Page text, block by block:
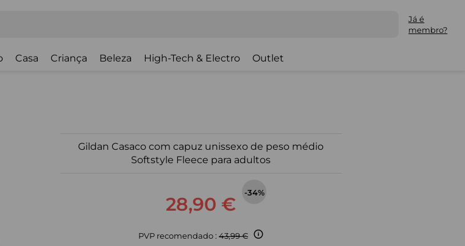
Já é
membro?
Casa Criança Beleza High-Tech & Electro Outlet
Gildan Casaco com capuz unissexo de peso médio
Softstyle Fleece para adultos
28,90 €
-34%
PVP recomendado : 43,99 €